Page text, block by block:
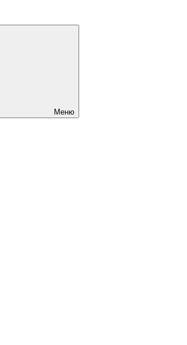
цены на качественные сайты в Бишкеке
Меню